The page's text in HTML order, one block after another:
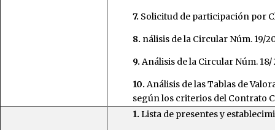
7. Solicitud de participación por
8. nálisis de la Circular Núm. 19/
9. Análisis de la Circular Núm. 18/
10. Análisis de las Tablas de
según los criterios del Contrato
1. Lista de presentes y